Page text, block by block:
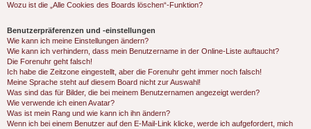
Wozu ist die „Alle Cookies des Boards löschen“-Funktion?
Benutzerpräferenzen und -einstellungen
Wie kann ich meine Einstellungen ändern?
Wie kann ich verhindern, dass mein Benutzername in der Online-Liste auftaucht?
Die Forenuhr geht falsch!
Ich habe die Zeitzone eingestellt, aber die Forenuhr geht immer noch falsch!
Meine Sprache steht auf diesem Board nicht zur Auswahl!
Was sind das für Bilder, die bei meinem Benutzernamen angezeigt werden?
Wie verwende ich einen Avatar?
Was ist mein Rang und wie kann ich ihn ändern?
Wenn ich bei einem Benutzer auf den E-Mail-Link klicke, werde ich aufgefordert, mich